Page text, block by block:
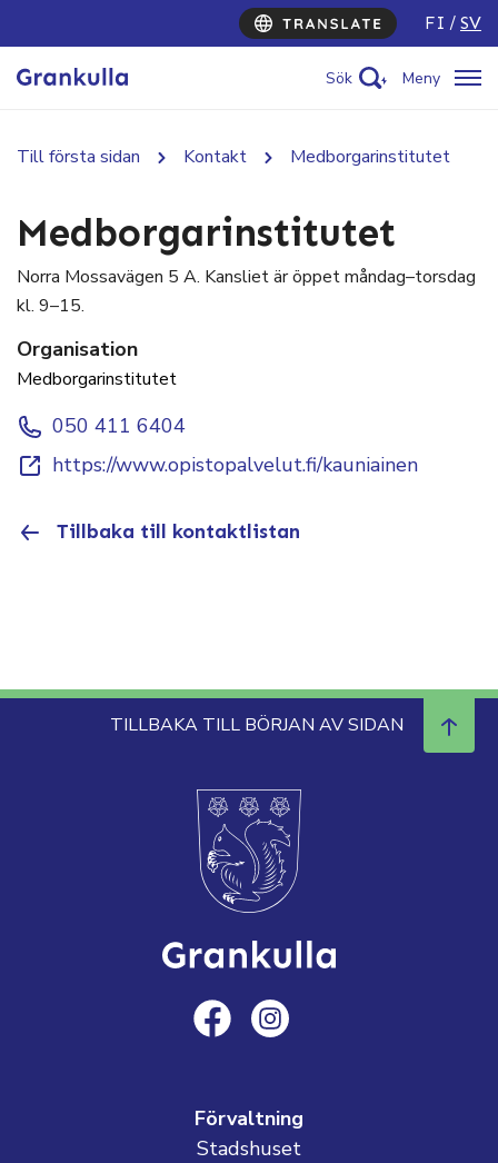
FI SV
Sök Meny
Till första sidan Kontakt Medborgarinstitutet
Medborgarinstitutet
Norra Mossavägen 5 A. Kansliet är öppet måndag–torsdag
kl. 9–15.
Organisation
Medborgarinstitutet
050 411 6404
https://www.opistopalvelut.fi/kauniainen
Tillbaka till kontaktlistan
TILLBAKA TILL BÖRJAN AV SIDAN
Förvaltning
Stadshuset